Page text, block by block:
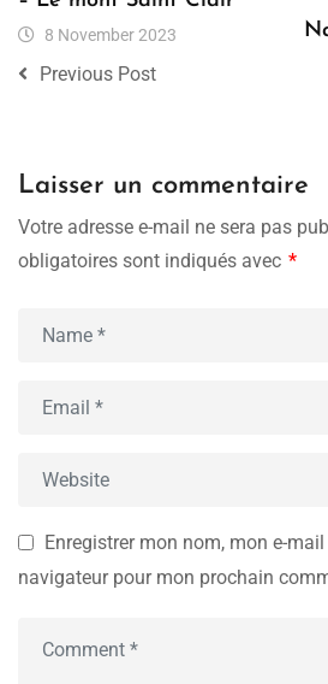
8 November 2023
Previous Post
Laisser un commentaire
Votre adresse e-mail ne sera pas
obligatoires sont indiqués avec *
Enregistrer mon nom, mon e-
navigateur pour mon prochain